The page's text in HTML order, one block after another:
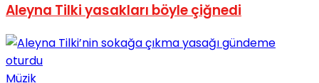
No Result
Aleyna Tilki yasakları böyle çiğnedi
Müzik